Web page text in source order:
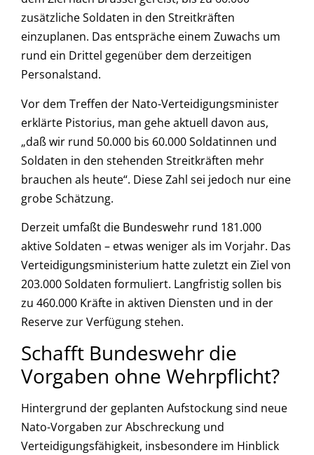
zusätzliche Soldaten in den Streitkräften
einzuplanen. Das entspräche einem Zuwachs um
rund ein Drittel gegenüber dem derzeitigen
Personalstand.
Vor dem Treffen der Nato-Verteidigungsminister
erklärte Pistorius, man gehe aktuell davon aus,
„daß wir rund 50.000 bis 60.000 Soldatinnen und
Soldaten in den stehenden Streitkräften mehr
brauchen als heute“. Diese Zahl sei jedoch nur eine
grobe Schätzung.
Derzeit umfaßt die Bundeswehr rund 181.000
aktive Soldaten – etwas weniger als im Vorjahr. Das
Verteidigungsministerium hatte zuletzt ein Ziel von
203.000 Soldaten formuliert. Langfristig sollen bis
zu 460.000 Kräfte in aktiven Diensten und in der
Reserve zur Verfügung stehen.
Schafft Bundeswehr die
Vorgaben ohne Wehrpflicht?
Hintergrund der geplanten Aufstockung sind neue
Nato-Vorgaben zur Abschreckung und
Verteidigungsfähigkeit, insbesondere im Hinblick